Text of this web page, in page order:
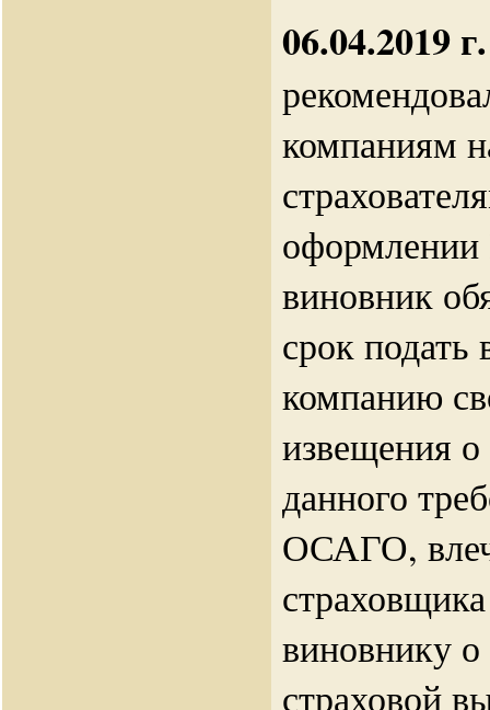
06.04.2019
компаниям
оформлении
виновник
срок
компанию
извещения
данного
ОСАГО,
виновнику
страховой